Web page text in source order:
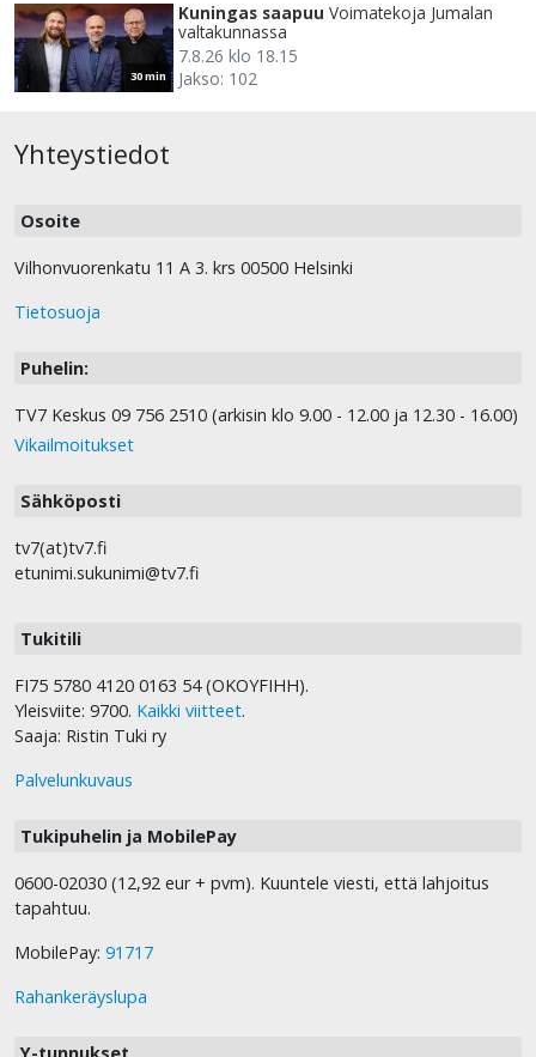
30 min
Kuningas saapuu Voimatekoja Jumalan
valtakunnassa
7.8.26 klo 18.15
Jakso: 102
Yhteystiedot
Osoite
Vilhonvuorenkatu 11 A 3. krs 00500 Helsinki
Tietosuoja
Puhelin:
TV7 Keskus 09 756 2510 (arkisin klo 9.00 - 12.00 ja 12.30 - 16.00)
Vikailmoitukset
Sähköposti
tv7(at)tv7.fi
etunimi.sukunimi@tv7.fi
Tukitili
FI75 5780 4120 0163 54 (OKOYFIHH).
Yleisviite: 9700. Kaikki viitteet.
Saaja: Ristin Tuki ry
Palvelunkuvaus
Tukipuhelin ja MobilePay
0600-02030 (12,92 eur + pvm). Kuuntele viesti, että lahjoitus
tapahtuu.
MobilePay: 91717
Rahankeräyslupa